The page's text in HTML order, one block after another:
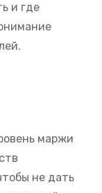
и где
маржи
не дать